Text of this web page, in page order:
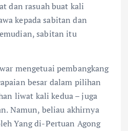
dan rasuah buat kali
kepada sabitan dan
sabitan itu
mengetuai pembangkang
besar dalam pilihan
liwat kali kedua – juga
Namun, beliau akhirnya
Yang di-Pertuan Agong